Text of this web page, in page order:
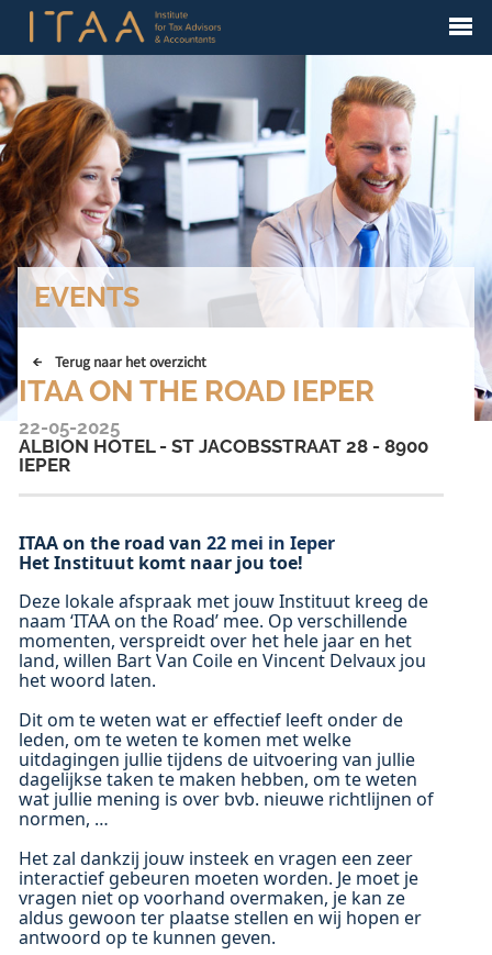
EVENTS
Terug naar het overzicht
ITAA ON THE ROAD IEPER
22-05-2025
ALBION HOTEL - ST JACOBSSTRAAT 28 - 8900
IEPER
ITAA on the road van 22 mei in Ieper
Het Instituut komt naar jou toe!
Deze lokale afspraak met jouw Instituut kreeg de
naam ‘ITAA on the Road’ mee. Op verschillende
momenten, verspreidt over het hele jaar en het
land, willen Bart Van Coile en Vincent Delvaux jou
het woord laten.
Dit om te weten wat er effectief leeft onder de
leden, om te weten te komen met welke
uitdagingen jullie tijdens de uitvoering van jullie
dagelijkse taken te maken hebben, om te weten
wat jullie mening is over bvb. nieuwe richtlijnen of
normen, …
Het zal dankzij jouw insteek en vragen een zeer
interactief gebeuren moeten worden. Je moet je
vragen niet op voorhand overmaken, je kan ze
aldus gewoon ter plaatse stellen en wij hopen er
antwoord op te kunnen geven.